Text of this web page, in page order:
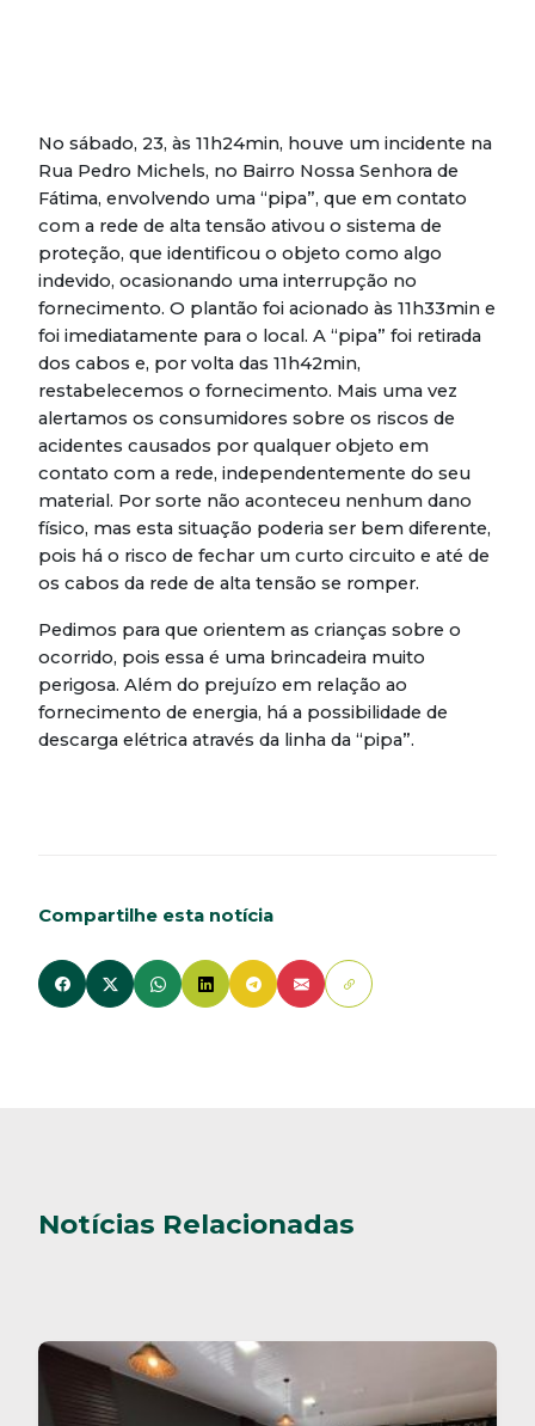
No sábado, 23, às 11h24min, houve um incidente na
Rua Pedro Michels, no Bairro Nossa Senhora de
Fátima, envolvendo uma “pipa”, que em contato
com a rede de alta tensão ativou o sistema de
proteção, que identificou o objeto como algo
indevido, ocasionando uma interrupção no
fornecimento. O plantão foi acionado às 11h33min e
foi imediatamente para o local. A “pipa” foi retirada
dos cabos e, por volta das 11h42min,
restabelecemos o fornecimento. Mais uma vez
alertamos os consumidores sobre os riscos de
acidentes causados por qualquer objeto em
contato com a rede, independentemente do seu
material. Por sorte não aconteceu nenhum dano
físico, mas esta situação poderia ser bem diferente,
pois há o risco de fechar um curto circuito e até de
os cabos da rede de alta tensão se romper.
Pedimos para que orientem as crianças sobre o
ocorrido, pois essa é uma brincadeira muito
perigosa. Além do prejuízo em relação ao
fornecimento de energia, há a possibilidade de
descarga elétrica através da linha da “pipa”.
Compartilhe esta notícia
Notícias Relacionadas